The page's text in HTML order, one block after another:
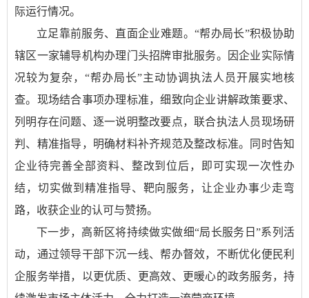
际运行情况。
立足靠前服务、直面企业难题。“帮办局长”积极协助
辖区一家辅导机构办理门头招牌审批服务。因企业实际情
况较为复杂，“帮办局长”主动协调执法人员开展实地核
查。现场结合事项办理标准，细致向企业讲解政策要求、
列明存在问题、逐一说明整改要点，联合执法人员现场研
判、精准指导，明确材料补齐规范及整改标准。同时告知
企业待完善全部资料、整改到位后，即可实现一次性办
结，切实做到精准指导、靶向服务，让企业办事少走弯
路，收获企业的认可与赞扬。
下一步，高新区将持续做实做细“局长服务日”系列活
动，通过领导干部下沉一线、帮办督效，不断优化便民利
企服务举措，以更优质、更高效、更暖心的政务服务，持